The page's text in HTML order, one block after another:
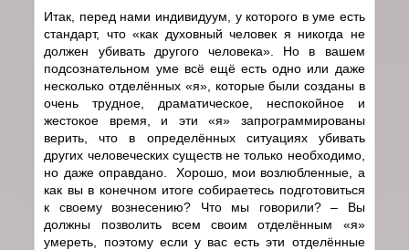
Итак, перед нами индивидуум, у которого в уме есть
стандарт, что «как духовный человек я никогда не
должен убивать другого человека». Но в вашем
подсознательном уме всё ещё есть одно или даже
несколько отделённых «я», которые были созданы в
очень трудное, драматическое, неспокойное и
жестокое время, и эти «я» запрограммированы
верить, что в определённых ситуациях убивать
других человеческих существ не только необходимо,
но даже оправдано. Хорошо, мои возлюбленные, а
как вы в конечном итоге собираетесь подготовиться
к своему вознесению? Что мы говорили? – Вы
должны позволить всем своим отделённым «я»
умереть, поэтому если у вас есть эти отделённые